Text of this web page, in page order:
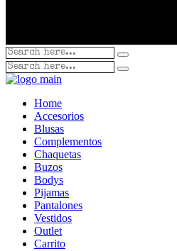
Home
Accesorios
Blusas
Complementos
Chaquetas
Buzos
Bodys
Pijamas
Pantalones
Vestidos
Outlet
Carrito